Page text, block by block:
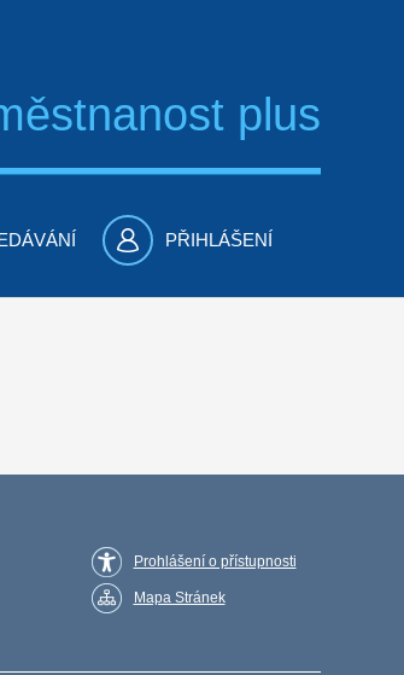
plus
PŘIHLÁŠENÍ
Prohlášení o přístupnosti
Mapa Stránek